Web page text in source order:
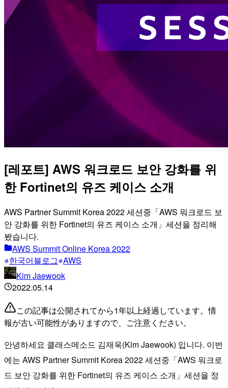
[레포트] AWS 워크로드 보안 강화를 위
한 Fortinet의 유즈 케이스 소개
AWS Partner Summit Korea 2022 세션중「AWS 워크로드 보
안 강화를 위한 Fortinet의 유즈 케이스 소개」세션을 정리해
봤습니다.
AWS Summit Online Korea 2022
한국어블로그 AWS
Kim Jaewook
2022.05.14
この記事は公開されてから1年以上経過しています。情
報が古い可能性がありますので、ご注意ください。
안녕하세요 클래스메소드 김재욱(Kim Jaewook) 입니다. 이번
에는 AWS Partner Summit Korea 2022 세션중「AWS 워크로
드 보안 강화를 위한 Fortinet의 유즈 케이스 소개」세션을 정